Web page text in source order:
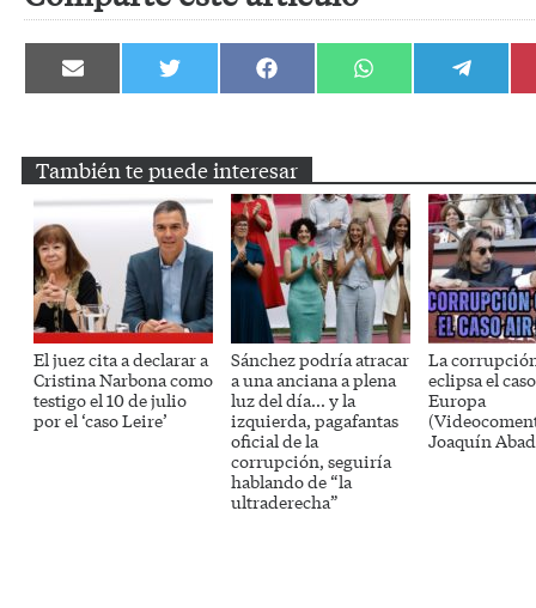
Compartir
en
Compartir
en
Compartir
en
Compartir
en
Compartir
en
También te puede interesar
El juez cita a declarar a
Cristina Narbona como
testigo el 10 de julio
por el ‘caso Leire’
Sánchez podría atracar
a una anciana a plena
luz del día… y la
izquierda, pagafantas
oficial de la
corrupción, seguiría
hablando de “la
ultraderecha”
La
eclipsa el
Europa
Joaquín